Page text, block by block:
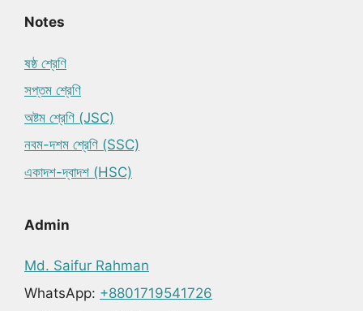
Notes
ষষ্ঠ শ্রেণি
সপ্তম শ্রেণি
অষ্টম শ্রেণি (JSC)
নবম-দশম শ্রেণি (SSC)
একাদশ-দ্বাদশ (HSC)
Admin
Md. Saifur Rahman
WhatsApp: +8801719541726